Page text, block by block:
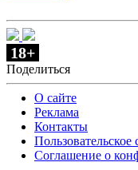
18+
Поделиться
О сайте
Реклама
Контакты
Пользовательское
Соглашение о